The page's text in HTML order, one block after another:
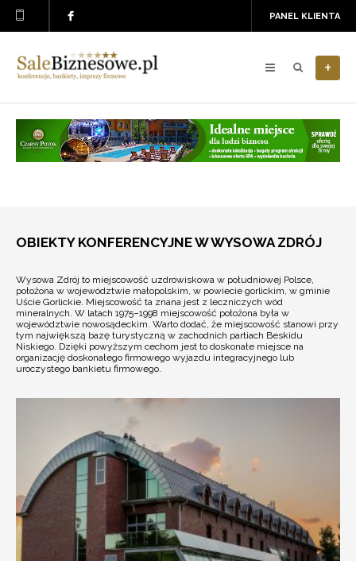
PANEL KLIENTA
+
OBIEKTY KONFERENCYJNE W WYSOWA ZDRÓJ
Wysowa Zdrój to miejscowość uzdrowiskowa w południowej Polsce,
położona w województwie małopolskim, w powiecie gorlickim, w gminie
Uście Gorlickie. Miejscowość ta znana jest z leczniczych wód
mineralnych. W latach 1975–1998 miejscowość położona była w
województwie nowosądeckim. Warto dodać, że miejscowość stanowi przy
tym największą bazę turystyczną w zachodnich partiach Beskidu
Niskiego. Dzięki powyższym cechom jest to doskonałe miejsce na
organizację doskonałego firmowego wyjazdu integracyjnego lub
uroczystego bankietu firmowego.